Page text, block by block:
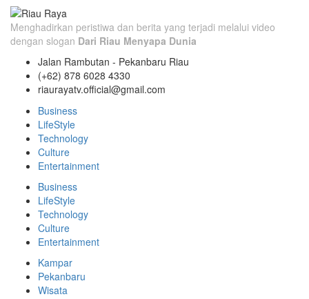
Menghadirkan peristiwa dan berita yang terjadi melalui video
dengan slogan Dari Riau Menyapa Dunia
Jalan Rambutan - Pekanbaru Riau
(+62) 878 6028 4330
riaurayatv.official@gmail.com
Business
LifeStyle
Technology
Culture
Entertainment
Business
LifeStyle
Technology
Culture
Entertainment
Kampar
Pekanbaru
Wisata